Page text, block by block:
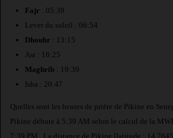
Fajr : 05:39
Lever du soleil : 06:54
Dhouhr : 13:15
Asr : 16:25
Maghrib : 19:39
Isha : 20:47
Quelles sont les heures de prière de Pikine en
Pikine débute à 5:39 AM selon le calcul de la
7:39 PM . La distance de Pikine [latitude :